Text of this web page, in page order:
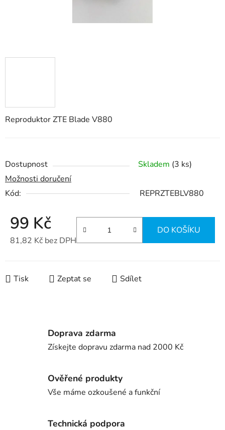
Reproduktor ZTE Blade V880
Dostupnost Skladem (3 ks)
Možnosti doručení
Kód:
REPRZTEBLV880
99 Kč
81,82 Kč bez DPH
DO KOŠÍKU
Tisk Zeptat se Sdílet
Doprava zdarma
Získejte dopravu zdarma nad 2000 Kč
Ověřené produkty
Vše máme ozkoušené a funkční
Technická podpora